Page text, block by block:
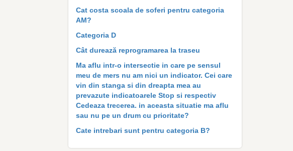
Cat costa scoala de soferi pentru categoria
AM?
Categoria D
Cât durează reprogramarea la traseu
Ma aflu intr-o intersectie in care pe sensul
meu de mers nu am nici un indicator. Cei care
vin din stanga si din dreapta mea au
prevazute indicatoarele Stop si respectiv
Cedeaza trecerea. in aceasta situatie ma aflu
sau nu pe un drum cu prioritate?
Cate intrebari sunt pentru categoria B?